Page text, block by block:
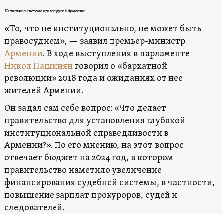
Пашинян о системе правосудия в Армении
«То, что не институционально, не может быть
правосудием», — заявил премьер-министр
Армении. В ходе выступления в парламенте
Никол Пашинянговорил о «бархатной
революции» 2018 года и ожиданиях от нее
жителей Армении.
Он задал сам себе вопрос: «Что делает
правительство для установления глубокой
институциональной справедливости в
Армении?». По его мнению, на этот вопрос
отвечает бюджет на 2024 год, в котором
правительство наметило увеличение
финансирования судебной системы, в частности,
повышение зарплат прокуроров, судей и
следователей.